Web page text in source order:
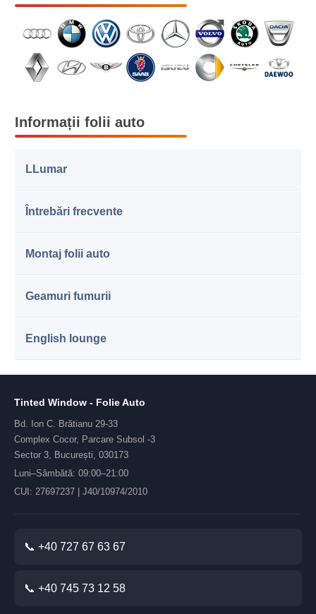
Informații folii auto
LLumar
Întrebări frecvente
Montaj folii auto
Geamuri fumurii
English lounge
Tinted Window - Folie Auto
Bd. Ion C. Brătianu 29-33
Complex Cocor, Parcare Subsol -3
Sector 3, București, 030173
Luni–Sâmbătă: 09:00–21:00
CUI: 27697237 | J40/10974/2010
📞 +40 727 67 63 67
📞 +40 745 73 12 58